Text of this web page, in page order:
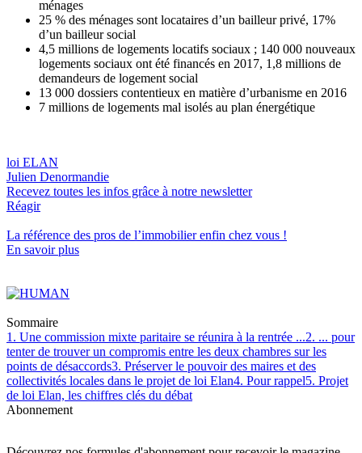
ménages
25 % des ménages sont locataires d’un bailleur privé, 17%
d’un bailleur social
4,5 millions de logements locatifs sociaux ; 140 000 nouveaux
logements sociaux ont été financés en 2017, 1,8 millions de
demandeurs de logement social
13 000 dossiers contentieux en matière d’urbanisme en 2016
7 millions de logements mal isolés au plan énergétique
loi ELAN
Julien Denormandie
Recevez toutes les infos grâce à notre newsletter
Réagir
La référence des pros de l’immobilierenfin chez vous !
En savoir plus
Sommaire
1. Une commission mixte paritaire se réunira à la rentrée ...2. ... pour
tenter de trouver un compromis entre les deux chambres sur les
points de désaccords3. Préserver le pouvoir des maires et des
collectivités locales dans le projet de loi Elan4. Pour rappel5. Projet
de loi Elan, les chiffres clés du débat
Abonnement